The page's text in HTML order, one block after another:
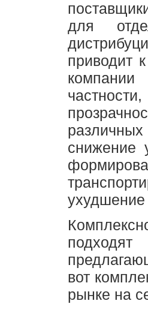
для
приводит
снижение
ухудшение
вот
рынке на